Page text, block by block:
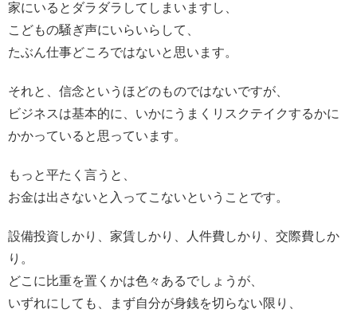
家にいるとダラダラしてしまいますし、
こどもの騒ぎ声にいらいらして、
たぶん仕事どころではないと思います。
それと、信念というほどのものではないですが、
ビジネスは基本的に、いかにうまくリスクテイクするかに
かかっていると思っています。
もっと平たく言うと、
お金は出さないと入ってこないということです。
設備投資しかり、家賃しかり、人件費しかり、交際費しか
り。
どこに比重を置くかは色々あるでしょうが、
いずれにしても、まず自分が身銭を切らない限り、